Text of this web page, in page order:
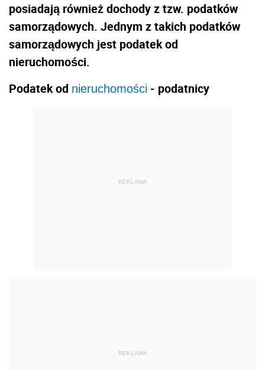
posiadają również dochody z tzw. podatków
samorządowych. Jednym z takich podatków
samorządowych jest podatek od
nieruchomości.
Podatek od nieruchomości - podatnicy
REKLAMA
REKLAMA